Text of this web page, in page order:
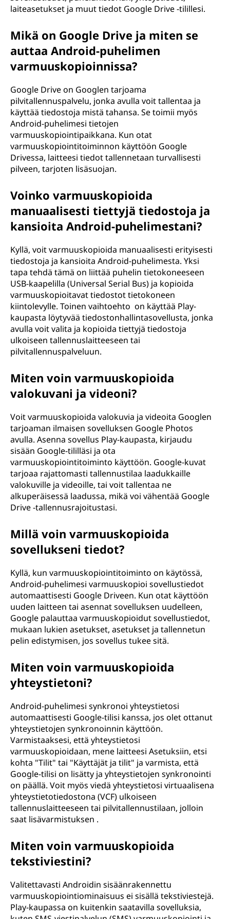
laiteasetukset ja muut tiedot Google Drive -tilillesi.
Mikä on Google Drive ja miten se
auttaa Android-puhelimen
varmuuskopioinnissa?
Google Drive on Googlen tarjoama
pilvitallennuspalvelu, jonka avulla voit tallentaa ja
käyttää tiedostoja mistä tahansa. Se toimii myös
Android-puhelimesi tietojen
varmuuskopiointipaikkana. Kun otat
varmuuskopiointitoiminnon käyttöön Google
Drivessa, laitteesi tiedot tallennetaan turvallisesti
pilveen, tarjoten lisäsuojan.
Voinko varmuuskopioida
manuaalisesti tiettyjä tiedostoja ja
kansioita Android-puhelimestani?
Kyllä, voit varmuuskopioida manuaalisesti erityisesti
tiedostoja ja kansioita Android-puhelimesta. Yksi
tapa tehdä tämä on liittää puhelin tietokoneeseen
USB-kaapelilla (Universal Serial Bus) ja kopioida
varmuuskopioitavat tiedostot tietokoneen
kiintolevylle. Toinen vaihtoehto on käyttää Play-
kaupasta löytyvää tiedostonhallintasovellusta, jonka
avulla voit valita ja kopioida tiettyjä tiedostoja
ulkoiseen tallennuslaitteeseen tai
pilvitallennuspalveluun.
Miten voin varmuuskopioida
valokuvani ja videoni?
Voit varmuuskopioida valokuvia ja videoita Googlen
tarjoaman ilmaisen sovelluksen Google Photos
avulla. Asenna sovellus Play-kaupasta, kirjaudu
sisään Google-tililläsi ja ota
varmuuskopiointitoiminto käyttöön. Google-kuvat
tarjoaa rajattomasti tallennustilaa laadukkaille
valokuville ja videoille, tai voit tallentaa ne
alkuperäisessä laadussa, mikä voi vähentää Google
Drive -tallennusrajoitustasi.
Millä voin varmuuskopioida
sovellukseni tiedot?
Kyllä, kun varmuuskopiointitoiminto on käytössä,
Android-puhelimesi varmuuskopioi sovellustiedot
automaattisesti Google Driveen. Kun otat käyttöön
uuden laitteen tai asennat sovelluksen uudelleen,
Google palauttaa varmuuskopioidut sovellustiedot,
mukaan lukien asetukset, asetukset ja tallennetun
pelin edistymisen, jos sovellus tukee sitä.
Miten voin varmuuskopioida
yhteystietoni?
Android-puhelimesi synkronoi yhteystietosi
automaattisesti Google-tilisi kanssa, jos olet ottanut
yhteystietojen synkronoinnin käyttöön.
Varmistaaksesi, että yhteystietosi
varmuuskopioidaan, mene laitteesi Asetuksiin, etsi
kohta "Tilit" tai "Käyttäjät ja tilit" ja varmista, että
Google-tilisi on lisätty ja yhteystietojen synkronointi
on päällä. Voit myös viedä yhteystietosi virtuaalisena
yhteystietotiedostona (VCF) ulkoiseen
tallennuslaitteeseen tai pilvitallennustilaan, jolloin
saat lisävarmistuksen .
Miten voin varmuuskopioida
tekstiviestini?
Valitettavasti Androidin sisäänrakennettu
varmuuskopiointiominaisuus ei sisällä tekstiviestejä.
Play-kaupassa on kuitenkin saatavilla sovelluksia,